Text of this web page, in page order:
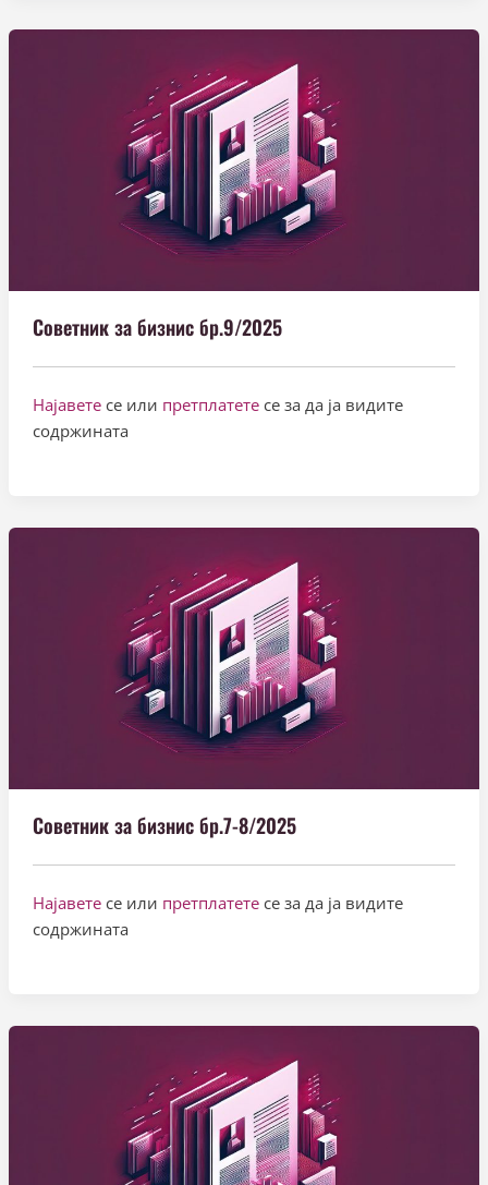
Советник за бизнис бр.9/2025
Најавете се или претплатетесе за да ја видите
содржината
Советник за бизнис бр.7-8/2025
Најавете се или претплатетесе за да ја видите
содржината